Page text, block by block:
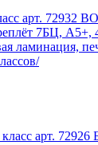
арт.
7БЦ, А5+,
ламинация,